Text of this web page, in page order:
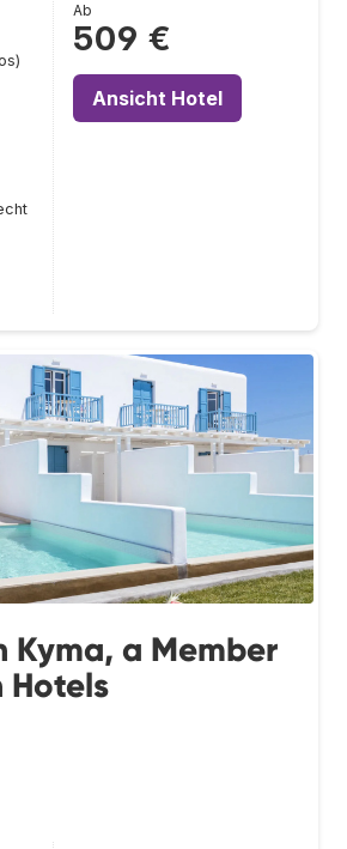
Ab
509 €
Ansicht Hotel
Kyma, a Member
Hotels